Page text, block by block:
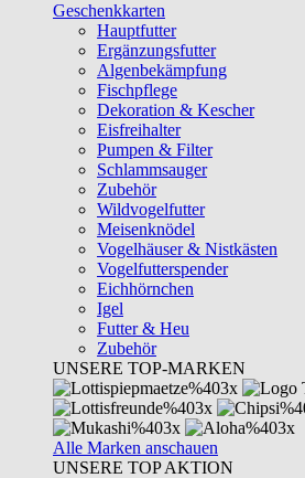
Geschenkkarten
Hauptfutter
Ergänzungsfutter
Algenbekämpfung
Fischpflege
Dekoration & Kescher
Eisfreihalter
Pumpen & Filter
Schlammsauger
Zubehör
Wildvogelfutter
Meisenknödel
Vogelhäuser & Nistkästen
Vogelfutterspender
Eichhörnchen
Igel
Futter & Heu
Zubehör
UNSERE TOP-MARKEN
Alle Marken anschauen
UNSERE TOP AKTION